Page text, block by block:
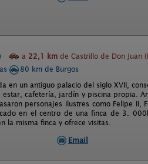
a 22,1 km de Castrillo de Don Juan
80 km de Burgos
en un antiguo palacio del siglo XVII,
cafetería, jardín y piscina propia.
personajes ilustres como Felipe II,
en el centro de una finca de 3.
la misma finca y ofrece visitas.
Email